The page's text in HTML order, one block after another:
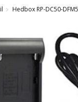
Hedbox RP-DC50-